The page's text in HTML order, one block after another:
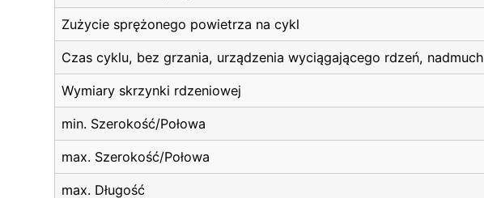
Zużycie sprężonego powietrza na cykl
Czas cyklu, bez grzania, urządzenia wyciągającego rdzeń, nadmuch
Wymiary skrzynki rdzeniowej
min. Szerokość/Połowa
max. Szerokość/Połowa
max. Długość